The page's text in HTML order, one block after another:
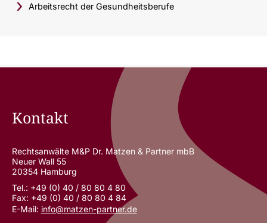
Arbeitsrecht der Gesundheitsberufe
Kontakt
Rechtsanwälte M&P Dr. Matzen & Partner mbB
Neuer Wall 55
20354 Hamburg
Tel.: +49 (0) 40 / 80 80 4 80
Fax: +49 (0) 40 / 80 80 4 84
E-Mail: info@matzen-partner.de